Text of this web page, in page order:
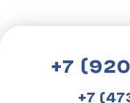
+7
+7